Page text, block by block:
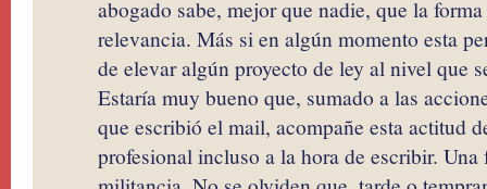
abogado sabe, mejor que nadie, que la
relevancia. Más si en algún momento esta
de elevar algún proyecto de ley al nivel que
Estaría muy bueno que, sumado a las
que escribió el mail, acompañe esta actitud
profesional incluso a la hora de escribir. Una